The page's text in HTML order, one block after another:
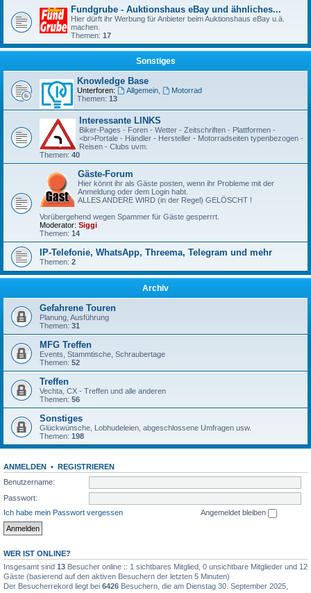
Fundgrube - Auktionshaus eBay und ähnliches...
Hier dürft ihr Werbung für Anbieter beim Auktionshaus eBay u.ä.
machen.
Themen: 17
Sonstiges
Knowledge Base
Unterforen: Allgemein,
Motorrad
Themen: 13
Interessante LINKS
Biker-Pages - Foren - Wetter - Zeitschriften - Plattformen -
<br>Portale - Händler - Hersteller - Motorradseiten typenbezogen -
Reisen - Clubs uvm.
Themen: 40
Gäste-Forum
Hier könnt ihr als Gäste posten, wenn ihr Probleme mit der
Anmeldung oder dem Login habt.
ALLES ANDERE WIRD (in der Regel) GELÖSCHT !
Vorübergehend wegen Spammer für Gäste gesperrrt.
Moderator: Siggi
Themen: 14
IP-Telefonie, WhatsApp, Threema, Telegram und mehr
Themen: 2
Archiv
Gefahrene Touren
Planung, Ausführung
Themen: 31
MFG Treffen
Events, Stammtische, Schraubertage
Themen: 52
Treffen
Vechta, CX - Treffen und alle anderen
Themen: 56
Sonstiges
Glückwünsche, Lobhudeleien, abgeschlossene Umfragen usw.
Themen: 198
ANMELDEN • REGISTRIEREN
Benutzername:
Passwort:
Ich habe mein Passwort vergessen
Angemeldet bleiben
WER IST ONLINE?
Insgesamt sind 13 Besucher online :: 1 sichtbares Mitglied, 0 unsichtbare Mitglieder und 12
Gäste (basierend auf den aktiven Besuchern der letzten 5 Minuten)
Der Besucherrekord liegt bei 6426 Besuchern, die am Dienstag 30. September 2025,